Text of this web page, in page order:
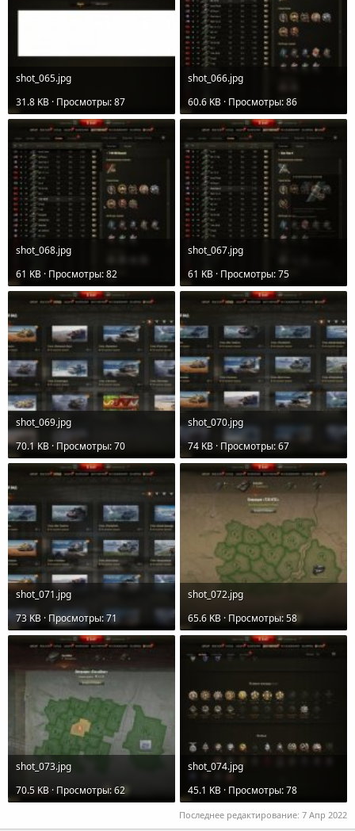
shot_065.jpg
31.8 KB · Просмотры: 87
shot_066.jpg
60.6 KB · Просмотры: 86
shot_068.jpg
61 KB · Просмотры: 82
shot_067.jpg
61 KB · Просмотры: 75
shot_069.jpg
70.1 KB · Просмотры: 70
shot_070.jpg
74 KB · Просмотры: 67
shot_071.jpg
73 KB · Просмотры: 71
shot_072.jpg
65.6 KB · Просмотры: 58
shot_073.jpg
70.5 KB · Просмотры: 62
shot_074.jpg
45.1 KB · Просмотры: 78
Последнее редактирование: 7 Апр 2022